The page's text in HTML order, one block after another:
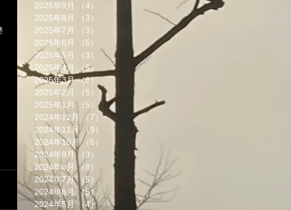
2025年9月
（4）
2025年8月
（3）
3件の記事
2025年7月
（3）
2025年6月
（5）
5件の記事
2025年5月
（3）
3件の記事
2025年4月
（5）
5件の記事
2025年3月 （6）6件の記事
2025年2月
（5） 5件の記事
2025年1月
（5）5件の記事
2024年12月
（7）7件の記事
2024年11月 （9）
9件の記事
2024年10月 （6）
6件の記事
2024年9月 （3）
3件の記事
2024年8月 （8）
8件の記事
2024年7月 （5）5件の記事
2024年6月
（5）
5件の記事
2024年5月 （4）4件の記事